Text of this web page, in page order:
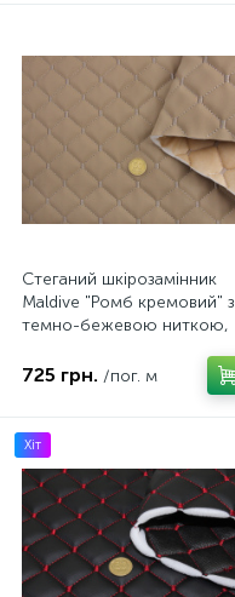
Стеганий шкірозамінник
Maldive "Ромб кремовий" з
темно-бежевою ниткою,
ширина 1,35м Туреччина
725 грн. /пог. м
Хіт